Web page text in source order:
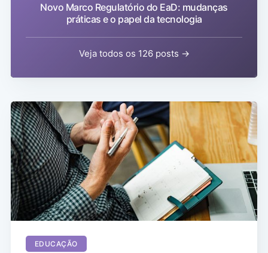
Novo Marco Regulatório do EaD: mudanças
práticas e o papel da tecnologia
Veja todos os 126 posts →
EDUCAÇÃO